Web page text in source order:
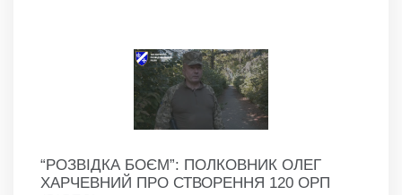
“РОЗВІДКА БОЄМ”: ПОЛКОВНИК ОЛЕГ
ХАРЧЕВНИЙ ПРО СТВОРЕННЯ 120 ОРП